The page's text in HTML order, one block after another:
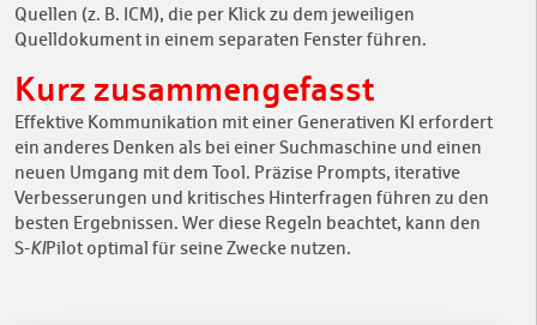
Quellen (z. B. ICM), die per Klick zu dem jeweiligen
Quelldokument in einem separaten Fenster führen.
Kurz zusammengefasst
Effektive Kommunikation mit einer Generativen KI erfordert
ein anderes Denken als bei einer Suchmaschine und einen
neuen Umgang mit dem Tool. Präzise Prompts, iterative
Verbesserungen und kritisches Hinterfragen führen zu den
besten Ergebnissen. Wer diese Regeln beachtet, kann den
S-KIPilot optimal für seine Zwecke nutzen.